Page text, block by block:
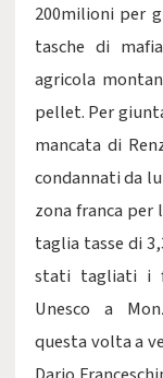
200milioni per
tasche di
agricola
pellet. Per
mancata di
condannati da
zona franca
taglia tasse di
stati tagliati i
Unesco a
questa volta a